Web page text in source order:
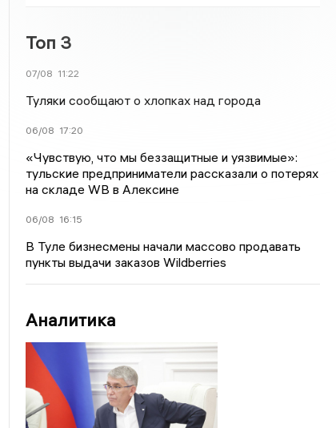
Топ 3
07/08 11:22
Туляки сообщают о хлопках над города
06/08 17:20
«Чувствую, что мы беззащитные и уязвимые»:
тульские предприниматели рассказали о потерях
на складе WB в Алексине
06/08 16:15
В Туле бизнесмены начали массово продавать
пункты выдачи заказов Wildberries
Аналитика